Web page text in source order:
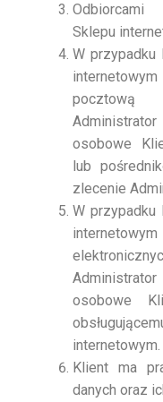
Odbiorcami
Sklepu
W przypadku
pocztową
osobowe
lub
zlecenie
W przypadku
osobowe
internetowym.
Klient ma
danych oraz